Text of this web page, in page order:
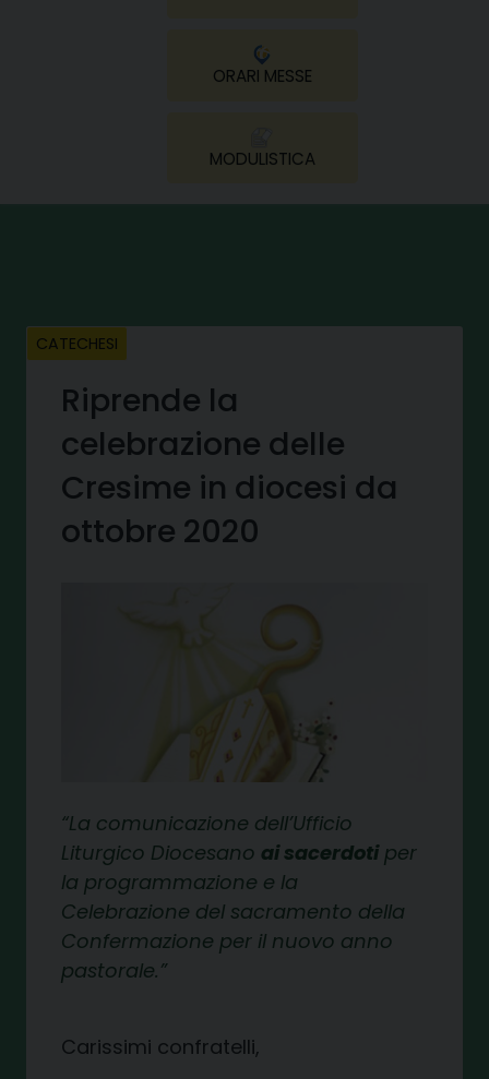
ORARI MESSE
MODULISTICA
CATECHESI
Riprende la
celebrazione delle
Cresime in diocesi da
ottobre 2020
La comunicazione dell’Ufficio
Liturgico Diocesano ai sacerdotiper
la programmazione e la
Celebrazione del sacramento della
Confermazione per il nuovo anno
pastorale.
Carissimi confratelli,